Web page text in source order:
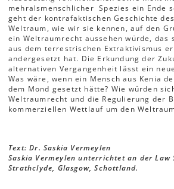
mehr­als­menschlicher Spezies ein Ende
geht der kontrafaktischen Geschichte
Weltraum, wie wir sie kennen, auf den
ein Weltraumrecht ausse­hen würde, das
aus dem terrestrischen Extraktivismus
andergesetzt hat. Die Erkundung der
alternativen Vergangenheit lässt ein
Was wäre, wenn ein Mensch aus Kenia
dem Mond gesetzt hätte? Wie würden
Weltraumrecht und die Regulierung der
kommerziellen Wettlauf um den
Text: Dr. Saskia Vermeylen
Saskia Vermeylen unterrichtet an der
Strathclyde, Glasgow, Schottland.